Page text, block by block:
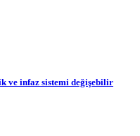
ve infaz sistemi değişebilir